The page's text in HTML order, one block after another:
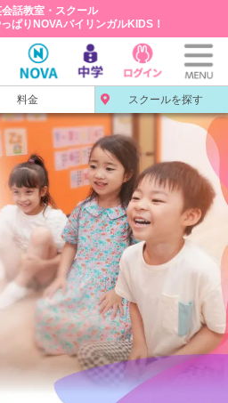
話教室・スクール
ぱりNOVAバイリンガルKIDS！
料金 スクールを探す